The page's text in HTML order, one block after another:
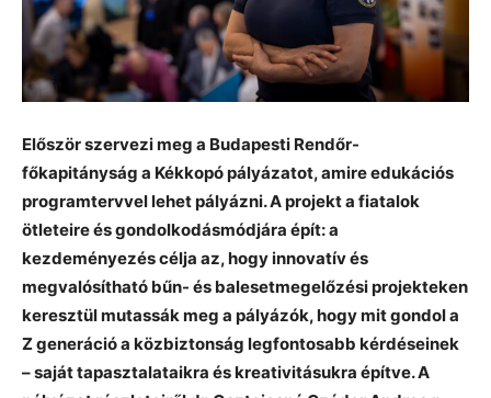
Először szervezi meg a Budapesti Rendőr-
főkapitányság a Kékkopó pályázatot, amire edukációs
programtervvel lehet pályázni. A projekt a fiatalok
ötleteire és gondolkodásmódjára épít: a
kezdeményezés célja az, hogy innovatív és
megvalósítható bűn- és balesetmegelőzési projekteken
keresztül mutassák meg a pályázók, hogy mit gondol a
Z generáció a közbiztonság legfontosabb kérdéseinek
– saját tapasztalataikra és kreativitásukra építve. A